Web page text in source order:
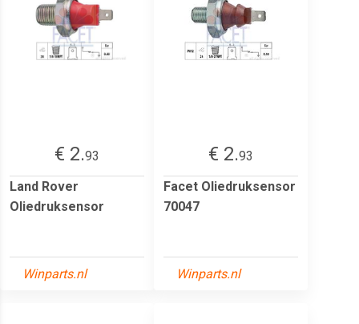
€ 2.93
Land Rover
Oliedruksensor
Winparts.nl
€ 2.93
Facet Oliedruksensor
70047
Winparts.nl